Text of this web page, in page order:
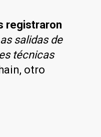
registraron
salidas de
técnicas
otro